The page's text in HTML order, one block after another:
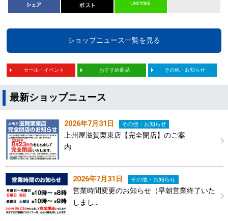
ショップニュース一覧を見る
セール・イベント おすすめ商品 その他・お知らせ
最新ショップニュース
2026年7月31日 その他・お知らせ
上州屋滋賀栗東店【完全閉店】のご案
内
2026年7月31日 その他・お知らせ
営業時間変更のお知らせ（早朝営業終了いた
しまし…